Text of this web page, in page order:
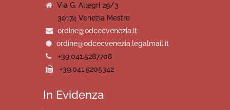
Via G. Allegri 29/3
30174 Venezia Mestre
ordine@odcecvenezia.it
ordine@odcecvenezia.legalmail.it
+39.041.5287708
+39.041.5205342
In Evidenza